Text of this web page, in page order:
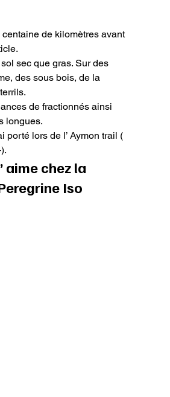
centaine de kilomètres avant
sec que gras. Sur des
des sous bois, de la
de fractionnés ainsi
longues.
porté lors de l’ Aymon trail (
aime chez la
Iso